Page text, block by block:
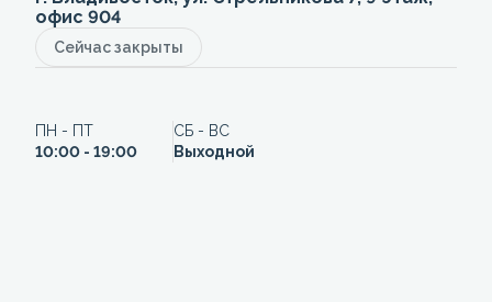
офис 904
Сейчас закрыты
ПН - ПТ
10:00 - 19:00
СБ - ВС
Выходной